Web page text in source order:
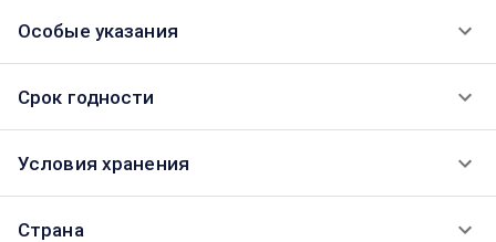
Особые указания
Срок годности
Условия хранения
Страна